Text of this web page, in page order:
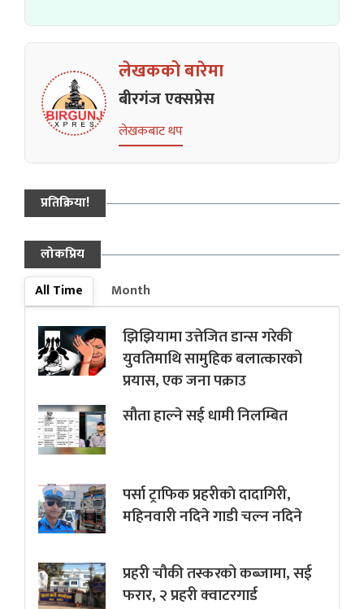
लेखकको बारेमा
बीरगंज एक्सप्रेस
लेखकबाट थप
प्रतिक्रिया!
लोकप्रिय
All Time
Month
झिझियामा उत्तेजित डान्स गरेकी
युवतिमाथि सामुहिक बलात्कारको
प्रयास, एक जना पक्राउ
सौता हाल्ने सई धामी निलम्बित
पर्सा ट्राफिक प्रहरीकाे दादागिरी,
महिनवारी नदिने गाडी चल्न नदिने
प्रहरी चौकी तस्करको कब्जामा, सई
फरार, २ प्रहरी क्वाटरगार्ड